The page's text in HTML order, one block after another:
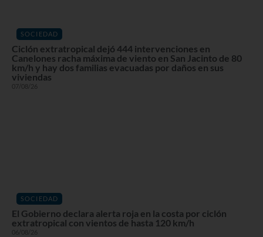
SOCIEDAD
Ciclón extratropical dejó 444 intervenciones en
Canelones racha máxima de viento en San Jacinto de 80
km/h y hay dos familias evacuadas por daños en sus
viviendas
07/08/26
SOCIEDAD
El Gobierno declara alerta roja en la costa por ciclón
extratropical con vientos de hasta 120 km/h
06/08/26